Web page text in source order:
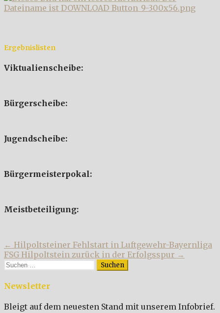
Ergebnislisten
Viktualienscheibe:
Bürgerscheibe:
Jugendscheibe:
Bürgermeisterpokal:
Meistbeteiligung:
Beitragsnavigation
← Hilpoltsteiner Fehlstart in Luftgewehr-Bayernliga
FSG Hilpoltstein zurück in der Erfolgsspur →
Suchen
Newsletter
Bleigt auf dem neuesten Stand mit unserem Infobrief.